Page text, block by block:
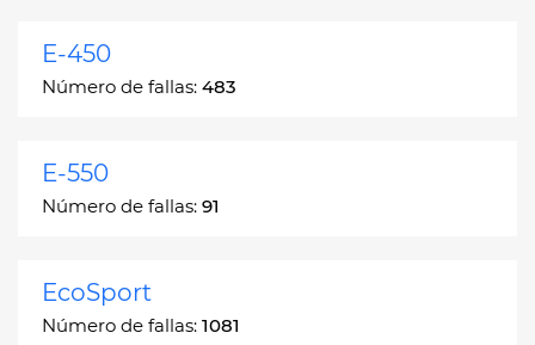
E-450
Número de fallas: 483
E-550
Número de fallas: 91
EcoSport
Número de fallas: 1081